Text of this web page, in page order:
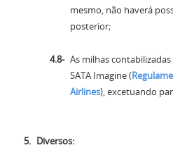
mesmo, não haverá
posterior;
As milhas
SATA Imagine (
Airlines), excetuando
Diversos: